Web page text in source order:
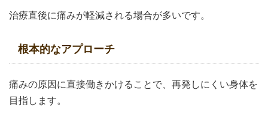
治療直後に痛みが軽減される場合が多いです。
根本的なアプローチ
痛みの原因に直接働きかけることで、再発しにくい身体を
目指します。